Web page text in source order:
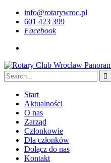
info@rotarywroc.pl
601 423 399
Facebook
Start
Aktualności
O nas
Zarząd
Członkowie
Dla członków
Dołącz do nas
Kontakt